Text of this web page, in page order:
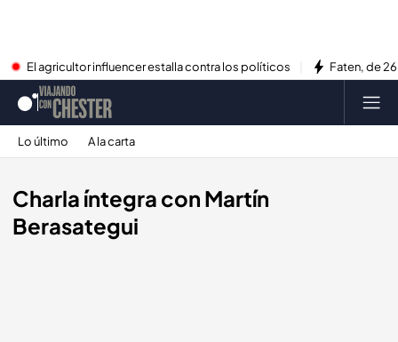
El agricultor influencer estalla contra los políticos Faten, de
Lo último A la carta
Charla íntegra con Martín
Berasategui